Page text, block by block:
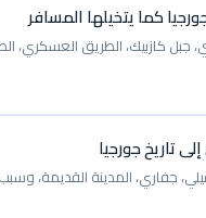
كما يتخيلها المسافر
جبل كازبيك، الطريق العسكري،
تاريخ جورجيا
جفاري، المدينة القديمة،